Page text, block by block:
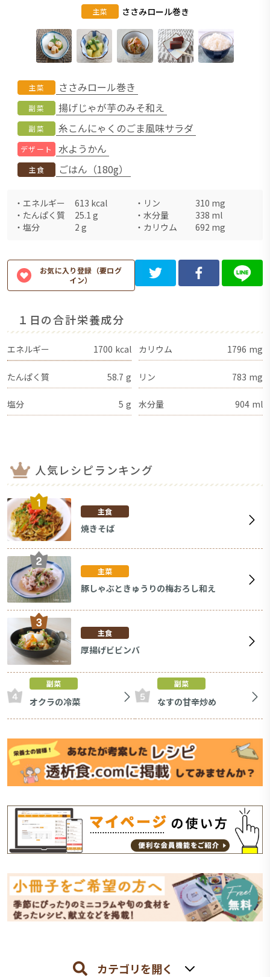
主菜 ささみロール巻き
主菜 ささみロール巻き
副菜 揚げじゃが芋のみそ和え
副菜 糸こんにゃくのごま風味サラダ
デザート 水ようかん
主食 ごはん（180g）
・ エネルギー 613 kcal ・ リン 310 mg
・ たんぱく質 25.1 g ・ 水分量 338 ml
・ 塩分 2 g ・ カリウム 692 mg
お気に入り登録（要ログ
イン）
１日の合計栄養成分
エネルギー 1700 kcal カリウム 1796 mg
たんぱく質 58.7 g リン 783 mg
塩分 5 g 水分量 904 ml
人気レシピランキング
主食
焼きそば
主菜
豚しゃぶときゅうりの梅おろし和え
主食
厚揚げビビンバ
副菜
オクラの冷菜
副菜
なすの甘辛炒め
カテゴリを開く